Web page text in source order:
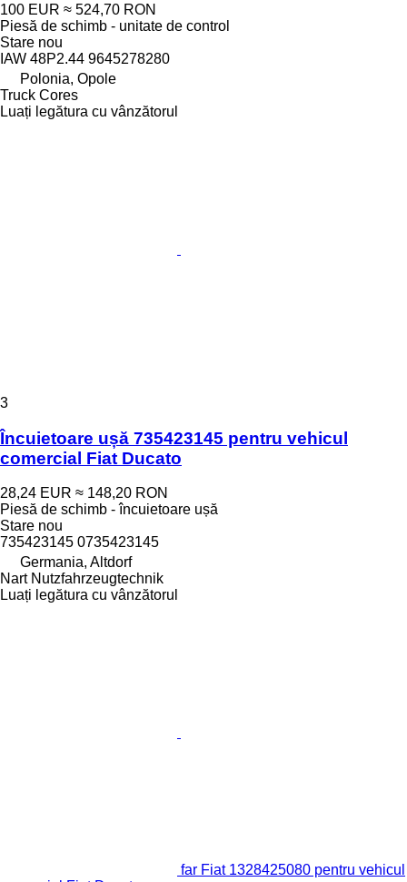
100 EUR ≈ 524,70 RON
Piesă de schimb - unitate de control
Stare nou
IAW 48P2.44 9645278280
Polonia, Opole
Truck Cores
Luați legătura cu vânzătorul
3
Încuietoare ușă 735423145 pentru vehicul
comercial Fiat Ducato
28,24 EUR ≈ 148,20 RON
Piesă de schimb - încuietoare ușă
Stare nou
735423145 0735423145
Germania, Altdorf
Nart Nutzfahrzeugtechnik
Luați legătura cu vânzătorul
far Fiat 1328425080 pentru vehicul